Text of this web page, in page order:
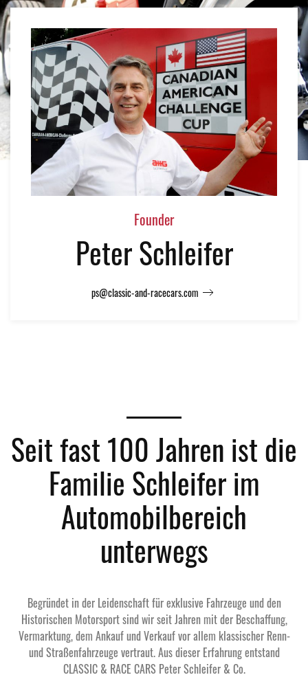
Founder
Peter Schleifer
ps@classic-and-racecars.com
Seit fast 100 Jahren ist die
Familie Schleifer im
Automobilbereich
unterwegs
Begründet in der Leidenschaft für exklusive Fahrzeuge und den
Historischen Motorsport sind wir seit Jahren mit der Beschaffung,
Vermarktung, dem Ankauf und Verkauf vor allem klassischer Renn-
und Straßenfahrzeuge vertraut. Aus dieser Erfahrung entstand
CLASSIC & RACE CARS Peter Schleifer & Co.